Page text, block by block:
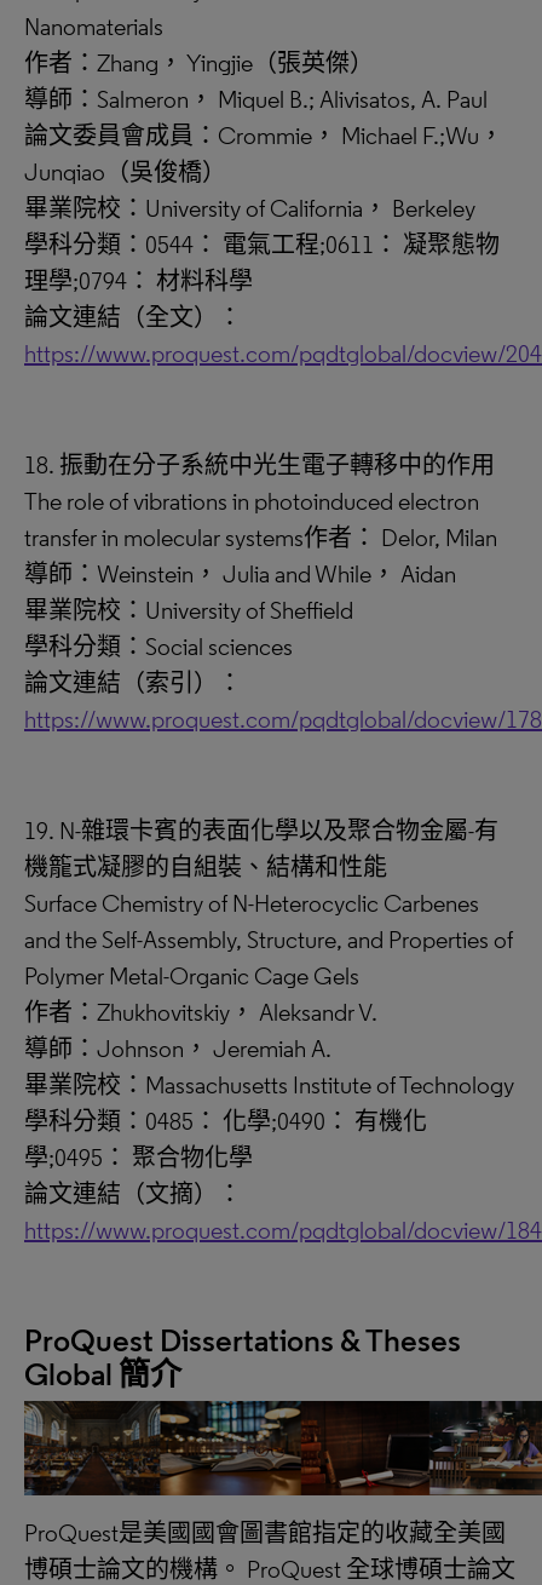
Nanomaterials
作者：Zhang， Yingjie（張英傑）
導師：Salmeron， Miquel B.; Alivisatos, A. Paul
論文委員會成員：Crommie， Michael F.;Wu，
Junqiao（吳俊橋）
畢業院校：University of California， Berkeley
學科分類：0544： 電氣工程;0611： 凝聚態物
理學;0794： 材料科學
論文連結（全文）：
https://www.proquest.com/pqdtglobal/docview/
18. 振動在分子系統中光生電子轉移中的作用
The role of vibrations in photoinduced electron
transfer in molecular systems作者： Delor, Milan
導師：Weinstein， Julia and While， Aidan
畢業院校：University of Sheffield
學科分類：Social sciences
論文連結（索引）：
https://www.proquest.com/pqdtglobal/docview/
19. N-雜環卡賓的表面化學以及聚合物金屬-有
機籠式凝膠的自組裝、結構和性能
Surface Chemistry of N-Heterocyclic Carbenes
and the Self-Assembly, Structure, and Properties of
Polymer Metal-Organic Cage Gels
作者：Zhukhovitskiy， Aleksandr V.
導師：Johnson， Jeremiah A.
畢業院校：Massachusetts Institute of Technology
學科分類：0485： 化學;0490： 有機化
學;0495： 聚合物化學
論文連結（文摘）：
https://www.proquest.com/pqdtglobal/docview/
ProQuest Dissertations & Theses
Global 簡介
ProQuest是美國國會圖書館指定的收藏全美國
博碩士論文的機構。 ProQuest 全球博碩士論文